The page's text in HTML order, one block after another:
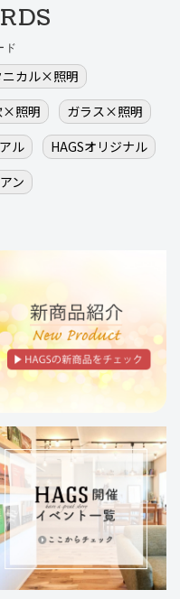
ド
ニカル×照明
×照明
ガラス×照明
ル
HAGSオリジナル
ン